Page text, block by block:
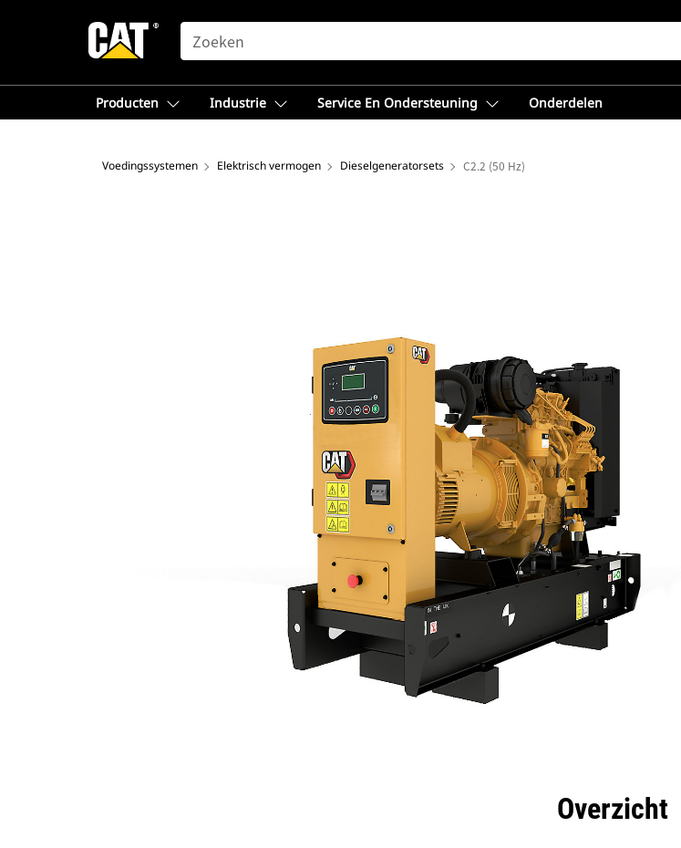
SEARCH
Producten Industrie Service En Ondersteuning Onderdelen
Voedingssystemen Elektrisch vermogen Dieselgeneratorsets C2.2 (50 Hz)
Overzicht